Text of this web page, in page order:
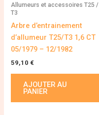
Allumeurs et accessoires T25 /
T3
Arbre d’entrainement
d’allumeur T25/T3 1,6 CT
05/1979 – 12/1982
59,10 €
AJOUTER AU
PANIER